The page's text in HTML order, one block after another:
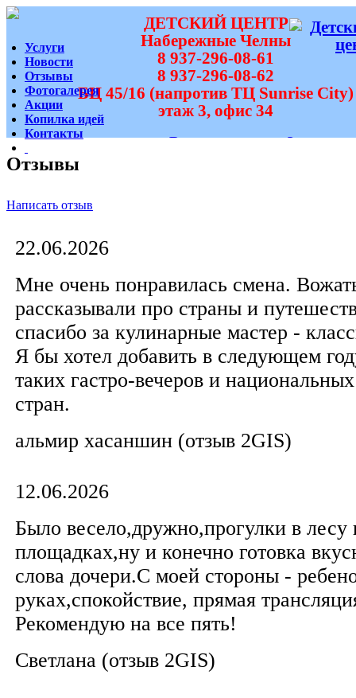
ДЕТСКИЙ ЦЕНТР
Набережные Челны
8 937-296-08-61
8 937-296-08-62
БЦ 45/16 (напротив ТЦ Sunrise City)
этаж 3, офис 34
Вам перезвонить?
Услуги
Новости
Отзывы
Фотогалерея
Акции
Копилка идей
Контакты
Отзывы
Написать отзыв
22.06.2026
Мне очень понравилась смена.
рассказывали про страны и
спасибо за кулинарные мастер -
Я бы хотел добавить в следующем
таких гастро-вечеров и
стран.
альмир хасаншин (отзыв 2GIS)
12.06.2026
Было весело,дружно,прогулки в лесу
площадках,ну и конечно готовка
слова дочери.С моей стороны -
руках,спокойствие, прямая
Рекомендую на все пять!
Светлана (отзыв 2GIS)